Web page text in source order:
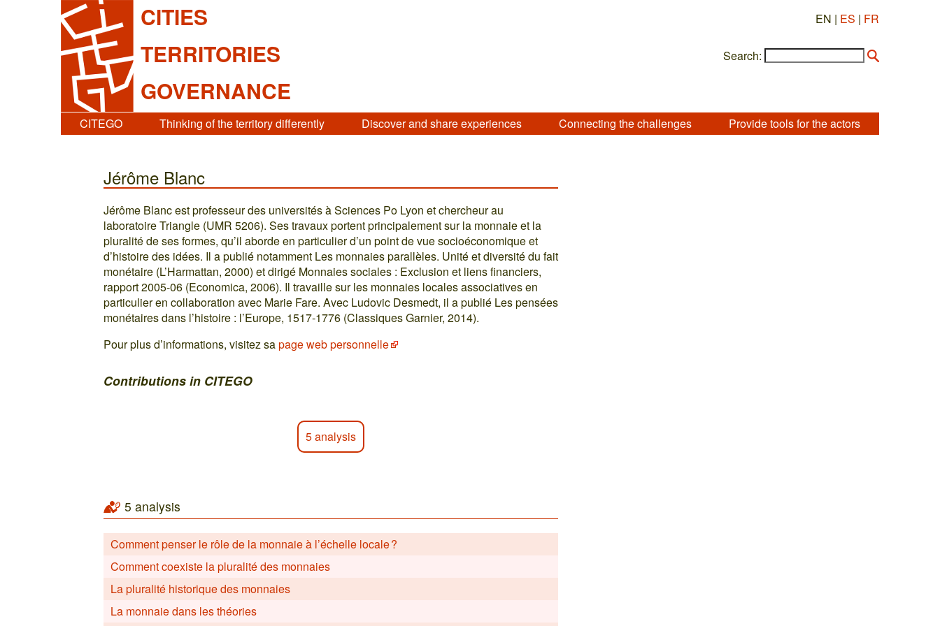
CITIES
TERRITORIES
GOVERNANCE
EN | ES | FR
Search:
CITEGO Thinking of the territory differently Discover and share experiences Connecting the challenges Provide tools for the actors
Jérôme Blanc
Jérôme Blanc est professeur des universités à Sciences Po Lyon et chercheur au
laboratoire Triangle (UMR 5206). Ses travaux portent principalement sur la monnaie et la
pluralité de ses formes, qu’il aborde en particulier d’un point de vue socioéconomique et
d’histoire des idées. Il a publié notamment Les monnaies parallèles. Unité et diversité du fait
monétaire (L’Harmattan, 2000) et dirigé Monnaies sociales : Exclusion et liens financiers,
rapport 2005-06 (Economica, 2006). Il travaille sur les monnaies locales associatives en
particulier en collaboration avec Marie Fare. Avec Ludovic Desmedt, il a publié Les pensées
monétaires dans l’histoire : l’Europe, 1517-1776 (Classiques Garnier, 2014).
Pour plus d’informations, visitez sapage web personnelle
Contributions in CITEGO
5 analysis
5 analysis
Comment penser le rôle de la monnaie à l’échelle locale ?
Comment coexiste la pluralité des monnaies
La pluralité historique des monnaies
La monnaie dans les théories